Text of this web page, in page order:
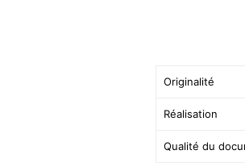
Originalité
Réalisation
Qualité du